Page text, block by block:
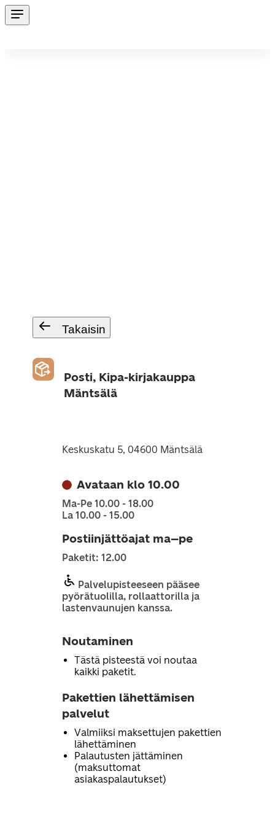
Takaisin
Posti, Kipa-kirjakauppa
Mäntsälä
Keskuskatu 5, 04600 Mäntsälä
Avataan klo 10.00
Ma-Pe 10.00 - 18.00
La 10.00 - 15.00
Postiinjättöajat ma–pe
Paketit: 12.00
Palvelupisteeseen pääsee
pyörätuolilla, rollaattorilla ja
lastenvaunujen kanssa.
Noutaminen
Tästä pisteestä voi noutaa
kaikki paketit.
Pakettien lähettämisen
palvelut
Valmiiksi maksettujen pakettien
lähettäminen
Palautusten jättäminen
(maksuttomat
asiakaspalautukset)